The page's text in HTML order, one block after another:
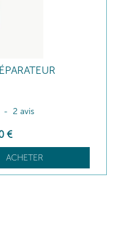
- 2 avis
€
ACHETER